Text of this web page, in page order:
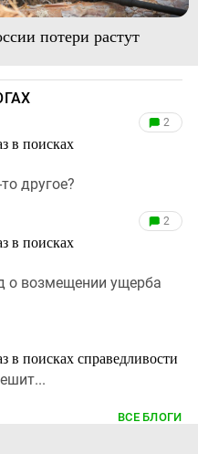
потери растут
в поисках
2
другое?
в поисках
2
о возмещении ущерба
в поисках справедливости
ВСЕ БЛОГИ